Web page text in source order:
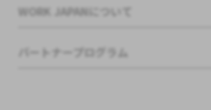
WORK JAPANについて
パートナープログラム